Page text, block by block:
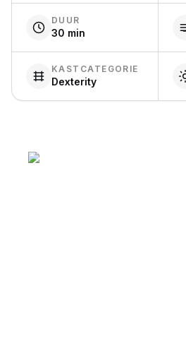
DUUR
30 min
KASTCATEGORIE
Dexterity